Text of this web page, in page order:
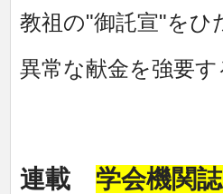
教祖の"御託宣"をひ
異常な献金を強要
連載学会機関